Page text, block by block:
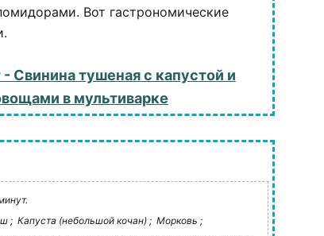
Вот гастрономические
- Свинина тушеная с капустой и
в мультиварке
; Капуста (небольшой кочан) ; Морковь ;